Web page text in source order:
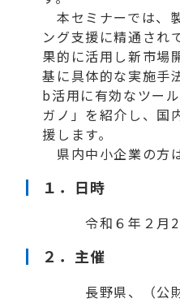
本セミナーでは、
ング支援に精通され
果的に活用し新市場
基に具体的な実施手
b活用に有効なツー
ガノ」を紹介し、国
援します。
県内中小企業の方
１． 日時
令和６年２月
２．主催
長野県、（公財